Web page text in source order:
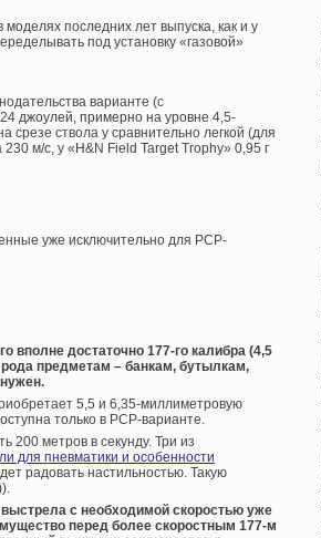
последних лет выпуска, как и у
под установку «газовой»
варианте (с
джоулей, примерно на уровне 4,5-
срезе ствола у сравнительно легкой (для
м/с, у «H&N Field Target Trophy» 0,95 г
уже исключительно для PCP-
достаточно 177-го калибра (4,5
предметам – банкам, бутылкам,
5,5 и 6,35-миллиметровую
только в PCP-варианте.
200 метров в секунду. Три из
для пневматики и особенности
радовать настильностью. Такую
с необходимой скоростью уже
перед более скоростным 177-м